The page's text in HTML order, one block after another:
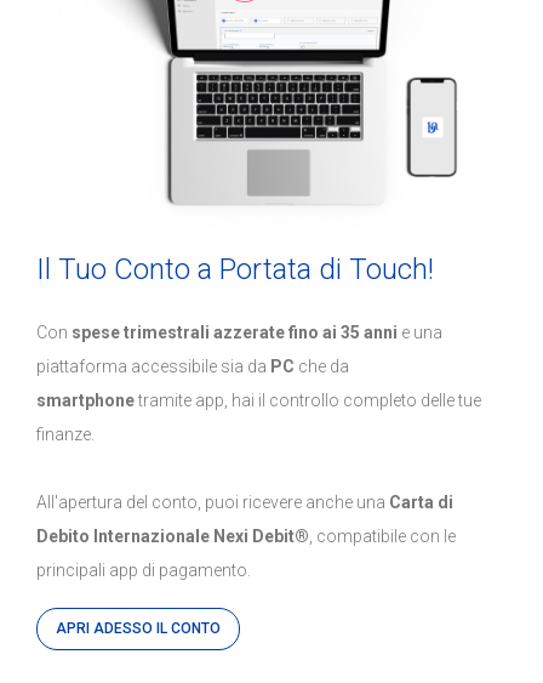
Il Tuo Conto a Portata di Touch!
Con spese trimestrali azzerate fino ai 35 anni e una
piattaforma accessibile sia da PC che da
smartphonetramite app, hai il controllo completo delle tue
finanze.
All'apertura del conto, puoi ricevere anche una Carta di
Debito Internazionale Nexi Debit® , compatibile con le
principali app di pagamento.
APRI ADESSO IL CONTO